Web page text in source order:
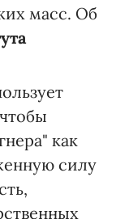
масс. Об
как
силу